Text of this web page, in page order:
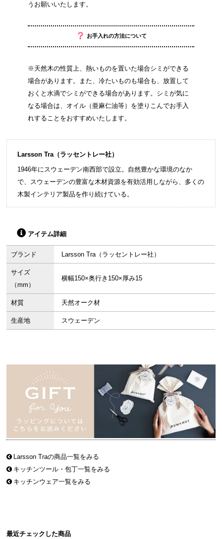
うお願いいたします。
？ お手入れの方法について
※天然木の性質上、熱いものを置いた場合シミができる
場合があります。また、冷たいものも場合も、放置して
おくと水滴でシミができる場合があります。シミが気に
なる場合は、オイル（亜麻仁油等）を塗りこんでお手入
れすることをおすすめいたします。
Larsson Tra（ラッセントレー社）
1946年にスウェーデン南西部で設立。自然豊かな環境のなか
で、スウェーデンの豊富な木材資源を有効活用しながら、多くの
木製インテリア製品を作り続けている。
アイテム詳細
ブランド Larsson Tra（ラッセントレー社）
サイズ
（mm）
横幅150×奥行き150×厚み15
材質 天然オーク材
生産地 スウェーデン
Larsson Traの商品一覧をみる
キッチンツール・包丁一覧をみる
キッチンウェア一覧をみる
最近チェックした商品